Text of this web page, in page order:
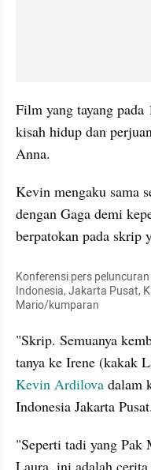
Film yang tayang
kisah hidup dan
Anna.
Kevin mengaku sama
dengan Gaga demi
berpatokan pada skrip
Konferensi pers
Indonesia, Jakarta Pusat,
Mario/kumparan
"Skrip. Semuanya
Kevin Ardilova dalam
Indonesia Jakarta Pusat.
"Seperti tadi yang
Laura, ini adalah